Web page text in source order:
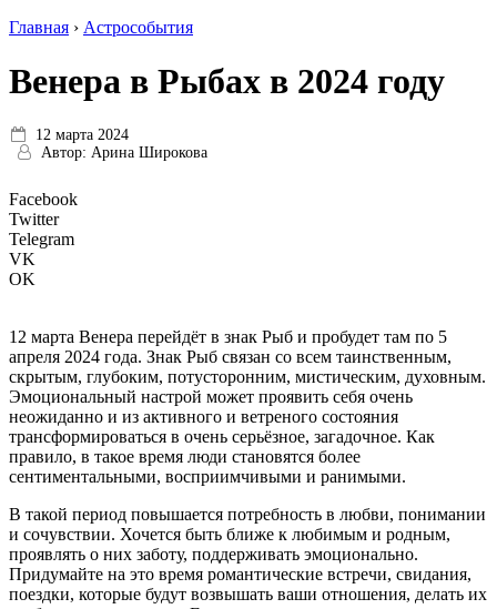
Главная › Астрособытия
Венера в Рыбах в 2024 году
12 марта 2024
Автор: Арина Широкова
Facebook
Twitter
Telegram
VK
OK
12 марта Венера перейдёт в знак Рыб и пробудет там по 5
апреля 2024 года. Знак Рыб связан со всем таинственным,
скрытым, глубоким, потусторонним, мистическим, духовным.
Эмоциональный настрой может проявить себя очень
неожиданно и из активного и ветреного состояния
трансформироваться в очень серьёзное, загадочное. Как
правило, в такое время люди становятся более
сентиментальными, восприимчивыми и ранимыми.
В такой период повышается потребность в любви, понимании
и сочувствии. Хочется быть ближе к любимым и родным,
проявлять о них заботу, поддерживать эмоционально.
Придумайте на это время романтические встречи, свидания,
поездки, которые будут возвышать ваши отношения, делать их